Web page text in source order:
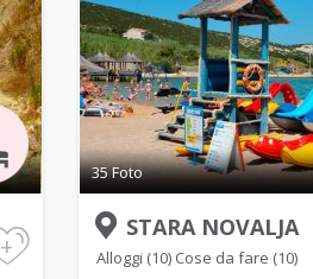
+
35 Foto
STARA NOVALJA
Alloggi (10) Cose da fare (10)